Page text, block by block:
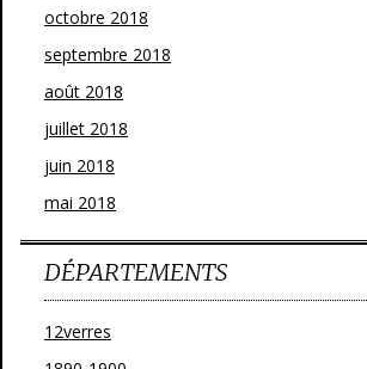
octobre 2018
septembre 2018
août 2018
juillet 2018
juin 2018
mai 2018
DÉPARTEMENTS
12verres